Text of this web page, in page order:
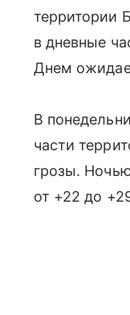
территории
в дневные
Днем
В
части
грозы.
от +22 до